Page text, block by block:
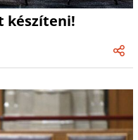
készíteni!